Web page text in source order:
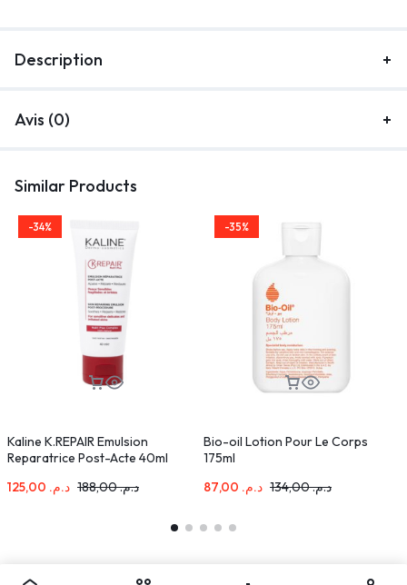
Description
Avis (0)
Similar Products
-34%
Kaline K.REPAIR Emulsion
Reparatrice Post-Acte 40ml
د.م.
د.م.188,00
-35%
Bio-oil Lotion Pour Le Corps
175ml
د.م.
د.م.134,00